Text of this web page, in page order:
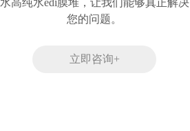
水高纯水edi膜堆，让我们能够真正解决
您的问题。
立即咨询+